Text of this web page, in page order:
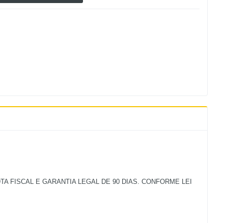
FISCAL E GARANTIA LEGAL DE 90 DIAS. CONFORME LEI